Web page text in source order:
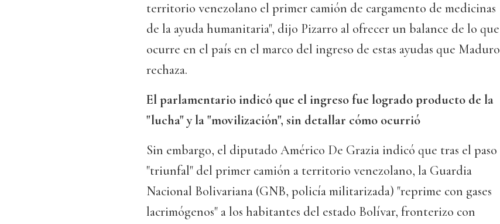
territorio venezolano el primer camión de cargamento de medicinas
de la ayuda humanitaria", dijo Pizarro al ofrecer un balance de lo que
ocurre en el país en el marco del ingreso de estas ayudas que Maduro
rechaza.
El parlamentario indicó que el ingreso fue logrado producto de la
"lucha" y la "movilización", sin detallar cómo ocurrió
Sin embargo, el diputado Américo De Grazia indicó que tras el paso
"triunfal" del primer camión a territorio venezolano, la Guardia
Nacional Bolivariana (GNB, policía militarizada) "reprime con gases
lacrimógenos" a los habitantes del estado Bolívar, fronterizo con